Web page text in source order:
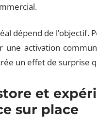
dépend de
une activation
un effet de surprise
et
sur place